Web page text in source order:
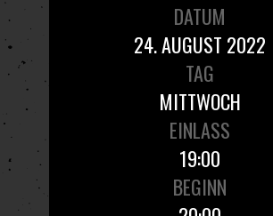
DATUM
24. AUGUST 2022
TAG
MITTWOCH
EINLASS
19:00
BEGINN